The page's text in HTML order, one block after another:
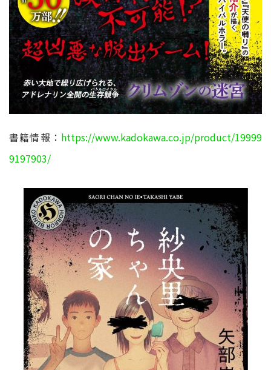
書籍情報： https://www.kadokawa.co.jp/product/19999
9197903/